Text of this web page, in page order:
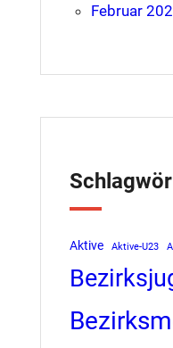
Februar
Aktive Aktive-U23